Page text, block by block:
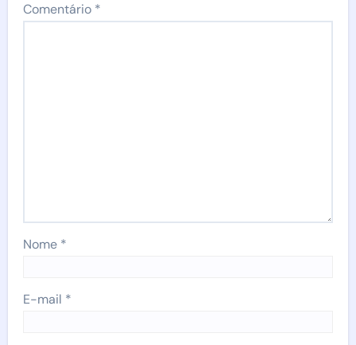
Comentário *
Nome *
E-mail *